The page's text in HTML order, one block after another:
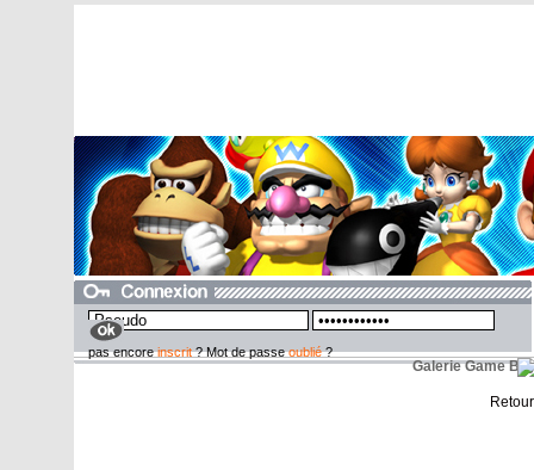
pas encoreinscrit? Mot de passeoublié?
Galerie Game